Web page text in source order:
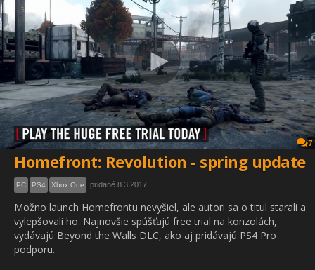
7
Homefront: Revolution - spring update
PC PS4 Xbox One pridané 8.3.2017
Možno launch Homefrontu nevyšiel, ale autori sa o titul starali a
vylepšovali ho. Najnovšie spúšťajú free trial na konzolách,
vydávajú Beyond the Walls DLC, ako aj pridávajú PS4 Pro
podporu.